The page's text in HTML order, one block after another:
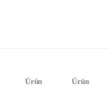
Ürün
Ürün